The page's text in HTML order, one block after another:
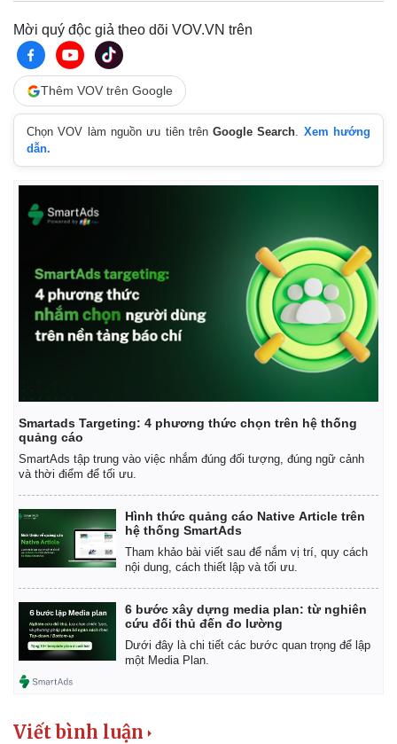
Thế giới
Quan sát
Cuộc sống đó đây
Hồ sơ
Video
Ảnh
Mời quý độc giả theo dõi VOV.VN trên
Thêm VOV trên Google
Chọn VOV làm nguồn ưu tiên trênGoogle Search. Xem hướng
dẫn.
Smartads Targeting: 4 phương thức chọn trên hệ thống
quảng cáo
SmartAds tập trung vào việc nhắm đúng đối tượng, đúng ngữ cảnh
và thời điểm để tối ưu.
Hình thức quảng cáo Native Article trên
hệ thống SmartAds
Tham khảo bài viết sau để nắm vị trí, quy cách
nội dung, cách thiết lập và tối ưu.
6 bước xây dựng media plan: từ nghiên
cứu đối thủ đến đo lường
Dưới đây là chi tiết các bước quan trọng để lập
một Media Plan.
Viết bình luận